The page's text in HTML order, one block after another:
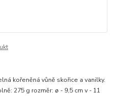
kořeněná vůně skořice a vanilky.
275 g rozměr: ø - 9,5 cm v - 11